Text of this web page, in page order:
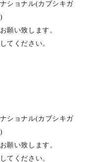
ショナル(カブシキガ
願い致します。
てください。
ショナル(カブシキガ
願い致します。
てください。